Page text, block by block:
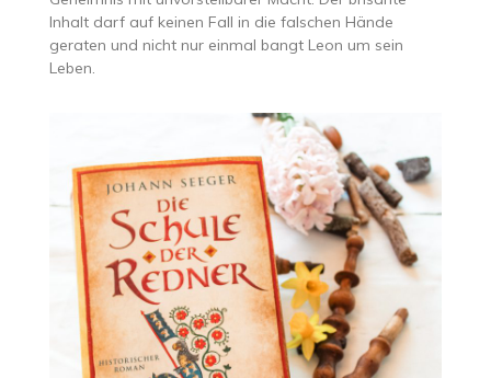
Inhalt darf auf keinen Fall in die falschen Hände
geraten und nicht nur einmal bangt Leon um sein
Leben.